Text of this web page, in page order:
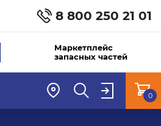
8 800 250 21 01
Маркетплейс
запасных частей
0